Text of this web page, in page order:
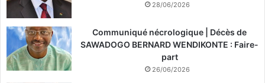
28/06/2026
Communiqué nécrologique | Décès de
SAWADOGO BERNARD WENDIKONTE : Faire-
part
26/06/2026